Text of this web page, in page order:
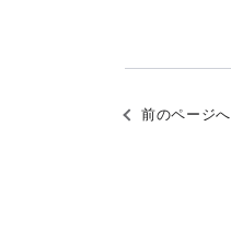
前のページへ